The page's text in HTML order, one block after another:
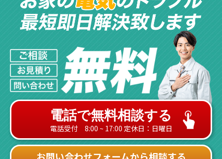
電話で無料相談する
電話受付 8:00 ~ 17:00 定休日：日曜日
お問い合わせフォームから相談する